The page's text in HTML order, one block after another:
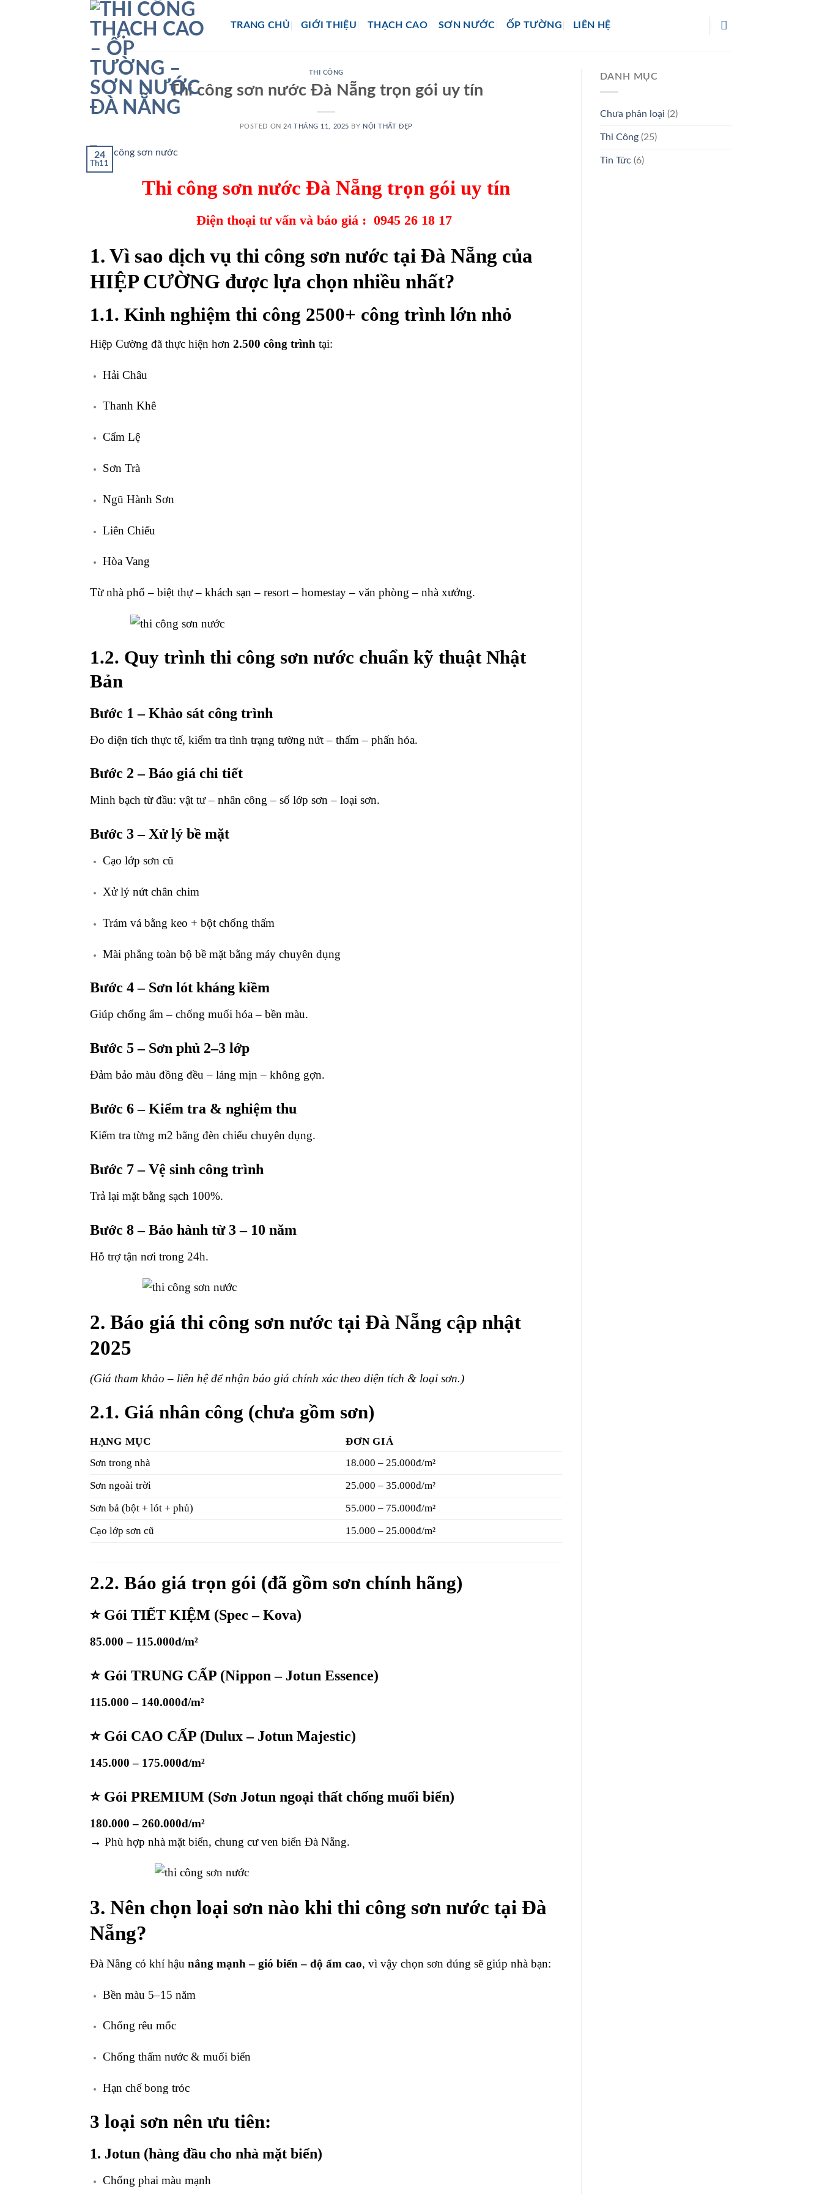
TRANG CHỦ GIỚI THIỆU THẠCH CAO SƠN NƯỚC ỐP TƯỜNG LIÊN HỆ
THI CÔNG
Thi công sơn nước Đà Nẵng trọn gói uy tín
POSTED ON 24 THÁNG 11, 2025 BY NỘI THẤT ĐẸP
24
Th11
Thi công sơn nước Đà Nẵng trọn gói uy tín
Điện thoại tư vấn và báo giá :0945 26 18 17
1. Vì sao dịch vụ thi công sơn nước tại Đà Nẵng của
HIỆP CƯỜNG được lựa chọn nhiều nhất?
1.1. Kinh nghiệm thi công 2500+ công trình lớn nhỏ
Hiệp Cường đã thực hiện hơn 2.500 công trình tại:
Hải Châu
Thanh Khê
Cẩm Lệ
Sơn Trà
Ngũ Hành Sơn
Liên Chiểu
Hòa Vang
Từ nhà phố – biệt thự – khách sạn – resort – homestay – văn phòng – nhà xưởng.
1.2. Quy trình thi công sơn nước chuẩn kỹ thuật Nhật
Bản
Bước 1 – Khảo sát công trình
Đo diện tích thực tế, kiểm tra tình trạng tường nứt – thấm – phấn hóa.
Bước 2 – Báo giá chi tiết
Minh bạch từ đầu: vật tư – nhân công – số lớp sơn – loại sơn.
Bước 3 – Xử lý bề mặt
Cạo lớp sơn cũ
Xử lý nứt chân chim
Trám vá bằng keo + bột chống thấm
Mài phẳng toàn bộ bề mặt bằng máy chuyên dụng
Bước 4 – Sơn lót kháng kiềm
Giúp chống ẩm – chống muối hóa – bền màu.
Bước 5 – Sơn phủ 2–3 lớp
Đảm bảo màu đồng đều – láng mịn – không gợn.
Bước 6 – Kiểm tra & nghiệm thu
Kiểm tra từng m2 bằng đèn chiếu chuyên dụng.
Bước 7 – Vệ sinh công trình
Trả lại mặt bằng sạch 100%.
Bước 8 – Bảo hành từ 3 – 10 năm
Hỗ trợ tận nơi trong 24h.
2. Báo giá thi công sơn nước tại Đà Nẵng cập nhật
2025
(Giá tham khảo – liên hệ để nhận báo giá chính xác theo diện tích & loại sơn.)
2.1. Giá nhân công (chưa gồm sơn)
HẠNG MỤC
ĐƠN GIÁ
Sơn trong nhà
18.000 – 25.000đ/m²
Sơn ngoài trời
25.000 – 35.000đ/m²
Sơn bả (bột + lót + phủ)
55.000 – 75.000đ/m²
Cạo lớp sơn cũ
15.000 – 25.000đ/m²
2.2. Báo giá trọn gói (đã gồm sơn chính hãng)
⭐ Gói TIẾT KIỆM (Spec – Kova)
85.000 – 115.000đ/m²
⭐ Gói TRUNG CẤP (Nippon – Jotun Essence)
115.000 – 140.000đ/m²
⭐ Gói CAO CẤP (Dulux – Jotun Majestic)
145.000 – 175.000đ/m²
⭐ Gói PREMIUM (Sơn Jotun ngoại thất chống muối biển)
180.000 – 260.000đ/m²
→ Phù hợp nhà mặt biển, chung cư ven biển Đà Nẵng.
3. Nên chọn loại sơn nào khi thi công sơn nước tại Đà
Nẵng?
Đà Nẵng có khí hậu nắng mạnh – gió biển – độ ẩm cao, vì vậy chọn sơn đúng sẽ giúp nhà bạn:
Bền màu 5–15 năm
Chống rêu mốc
Chống thấm nước & muối biển
Hạn chế bong tróc
3 loại sơn nên ưu tiên:
1. Jotun (hàng đầu cho nhà mặt biển)
Chống phai màu mạnh
DANH MỤC
Chưa phân loại (2)
Thi Công(25)
Tin Tức (6)